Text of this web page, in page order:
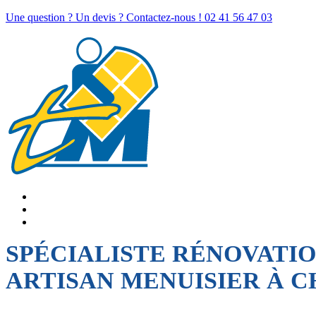
Une question ? Un devis ? Contactez-nous ! 02 41 56 47 03
SPÉCIALISTE
ARTISAN MENUISIER À